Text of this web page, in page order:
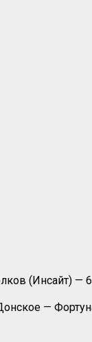
(Инсайт) —
—